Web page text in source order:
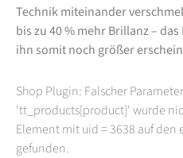
Technik miteinander
bis zu 40 % mehr Brillanz –
ihn somit noch größer
Shop Plugin: Falscher
'tt_products[product]' wurde
Element mit uid = 3638 auf den
gefunden.